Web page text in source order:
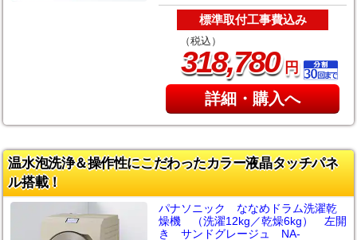
標準取付工事費込み
（税込）
318,780円
詳細・購入へ
温水泡洗浄＆操作性にこだわったカラー液晶タッチパネ
ル搭載！
パナソニック ななめドラム洗濯乾
燥機 （洗濯12kg／乾燥6kg） 左開
き サンドグレージュ NA-